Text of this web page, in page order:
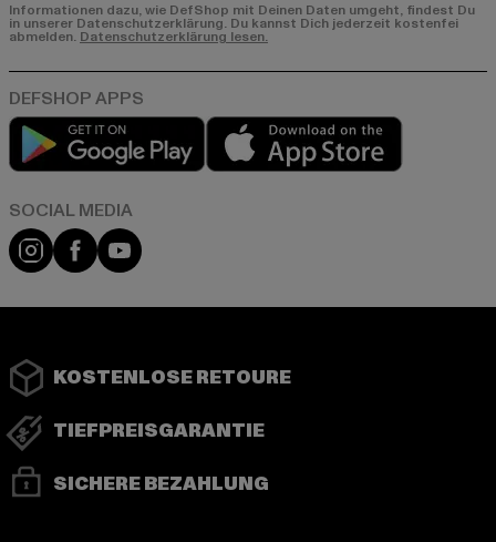
Informationen dazu, wie DefShop mit Deinen Daten umgeht, findest Du
in unserer Datenschutzerklärung. Du kannst Dich jederzeit kostenfei
abmelden. Datenschutzerklärung lesen.
Play market
Instagram
FacebookYouTube
KOSTENLOSE RETOURE
TIEFPREISGARANTIE
SICHERE BEZAHLUNG